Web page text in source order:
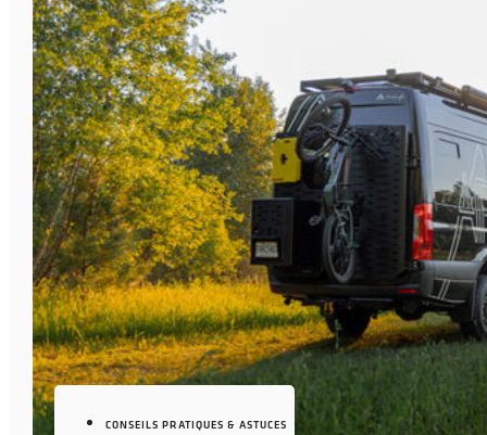
CONSEILS PRATIQUES & ASTUCES